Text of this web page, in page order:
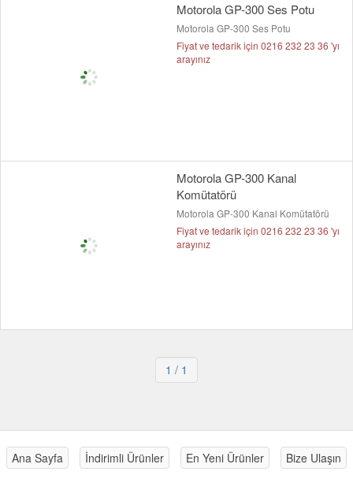
Motorola GP-300 Ses Potu
Motorola GP-300 Ses Potu
Fiyat ve tedarik için 0216 232 23 36 'yı
arayınız
Motorola GP-300 Kanal
Komütatörü
Motorola GP-300 Kanal Komütatörü
Fiyat ve tedarik için 0216 232 23 36 'yı
arayınız
1 / 1
Ana Sayfa İndirimli Ürünler En Yeni Ürünler Bize Ulaşın